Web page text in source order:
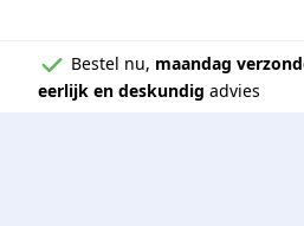
Bestel nu, maandag
eerlijk en deskundig advies